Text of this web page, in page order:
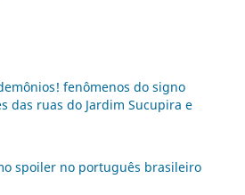
fenômenos do signo
das ruas do Jardim Sucupira e
spoiler no português brasileiro